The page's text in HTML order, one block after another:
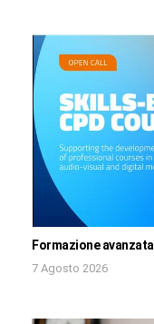
Formazione
7 Agosto 2026